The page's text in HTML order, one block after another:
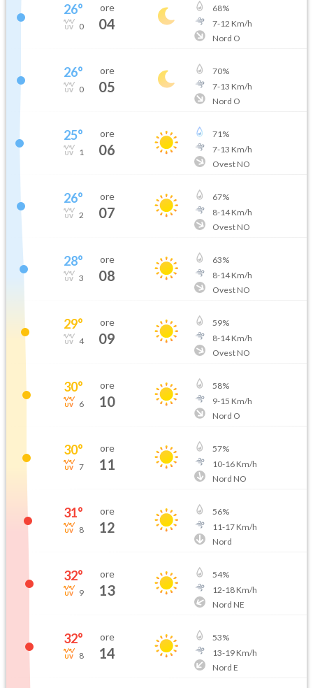
26°
0
ore
04
68%
7-12 Km/h
Nord O
26°
0
ore
05
70%
7-13 Km/h
Nord O
25°
1
ore
06
71%
7-13 Km/h
Ovest NO
26°
2
ore
07
67%
8-14Km/h
Ovest NO
28°
3
ore
08
63%
8-14Km/h
Ovest NO
29°
4
ore
09
59%
8-14Km/h
Ovest NO
30°
6
ore
10
58%
9-15 Km/h
Nord O
30°
7
ore
11
57%
10-16Km/h
Nord NO
31°
8
ore
12
56%
11-17Km/h
Nord
32°
9
ore
13
54%
12-18Km/h
Nord NE
32°
8
ore
14
53%
13-19Km/h
Nord E